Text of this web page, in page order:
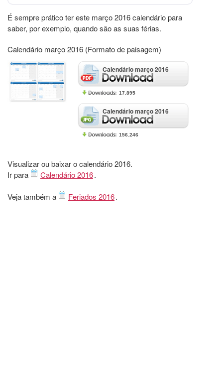
É sempre prático ter este março 2016 calendário para
saber, por exemplo, quando são as suas férias.
Calendário março 2016 (Formato de paisagem)
Calendário março 2016
17.895
Calendário março 2016
156.246
Visualizar ou baixar o calendário 2016.
Ir para
Calendário 2016.
Veja também a Feriados 2016.